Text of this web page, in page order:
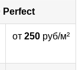
Perfect
от 250руб/м²